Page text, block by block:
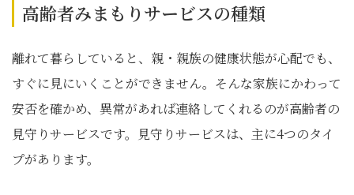
高齢者みまもりサービスの種類
離れて暮らしていると、親・親族の健康状態が心配でも、
すぐに見にいくことができません。そんな家族にかわって
安否を確かめ、異常があれば連絡してくれるのが高齢者の
見守りサービスです。見守りサービスは、主に4つのタイ
プがあります。